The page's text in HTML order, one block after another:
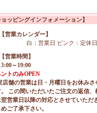
ョッピングインフォメーション】
【営業カレンダー】
白：営業日 ピンク：定休日
【営業時間】
～19:00
ントのみOPEN
舗の営業は日・月曜日をお休みさ
。 この間いただいたご注文の返信
営業日以降の対応とさせていただ
ご了承下さい。